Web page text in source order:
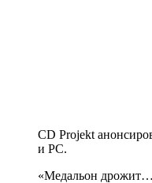
CD Projekt
и PC.
«Медальон дрожит…